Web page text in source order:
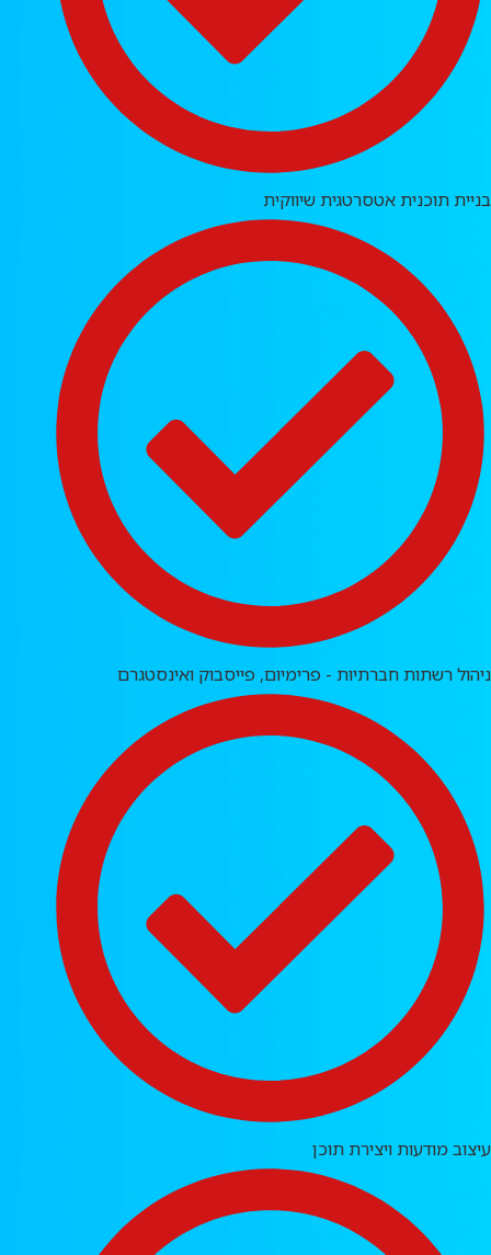
בניית תוכנית אטסרטגית שיווקית
ניהול רשתות חברתיות - פרימיום, פייסבוק ואינסטגרם
עיצוב מודעות ויצירת תוכן